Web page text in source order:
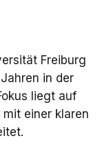
Freiburg
in der
liegt auf
einer klaren